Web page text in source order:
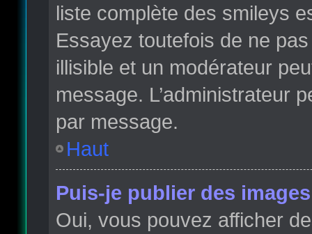
liste complète des smileys
Essayez toutefois de ne
illisible et un modérateur
message. L’administrateur
par message.
Haut
Puis-je publier des
Oui, vous pouvez afficher